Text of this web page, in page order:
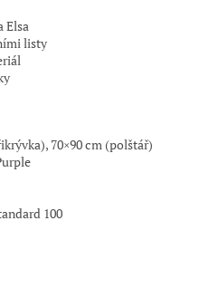
Elsa
listy
70×90 cm (polštář)
100